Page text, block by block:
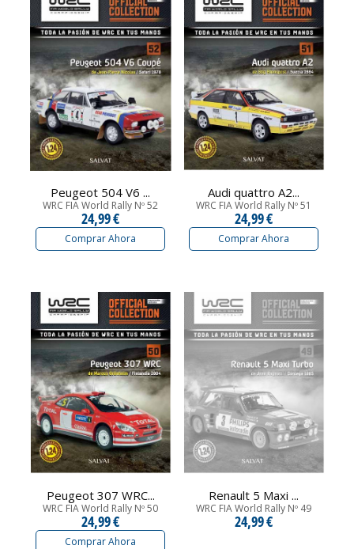
Peugeot 504 V6 ...
WRC FIA World Rally Nº 52
24,99 €
Comprar Ahora
Audi quattro A2...
WRC FIA World Rally Nº 51
24,99 €
Comprar Ahora
Peugeot 307 WRC...
WRC FIA World Rally Nº 50
24,99 €
Comprar Ahora
Renault 5 Maxi ...
WRC FIA World Rally Nº 49
24,99 €